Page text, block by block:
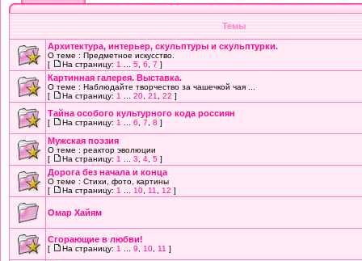
Темы
Архитектура, интерьер, скульптуры и скульптурки.
О теме : Предметное искусство.
[
На страницу: 1 5 6 7 ]
Картинная галерея. Выставка.
О теме : Наблюдайте творчество за чашечкой чая ...
[
На страницу: 1 20 21 22 ]
Тайна особого культурного кода россиян
[ На страницу: 1 6 7 8 ]
Мужская поэзия
О теме : реактор эволюции
[
На страницу: 1 3 4 5 ]
Дорога без начала и конца
О теме : Стихи, фото, картины
[
На страницу: 1 10 11 12 ]
Омар Хайям
Сгорающие в любви!
[ На страницу: 1 9 10 11 ]